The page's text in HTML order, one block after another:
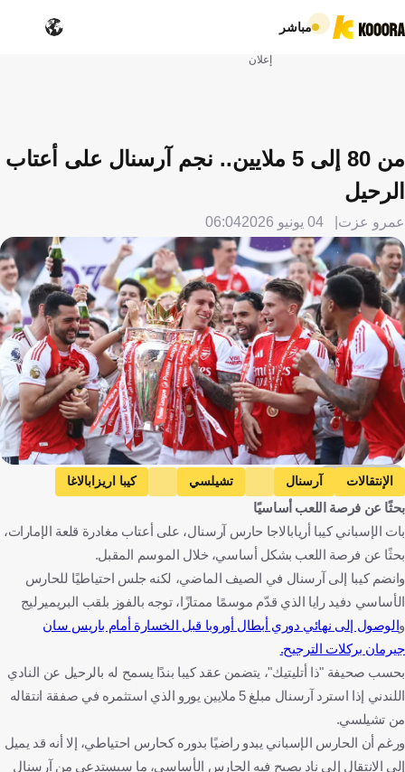
مباشر
إعلان
من 80 إلى 5 ملايين.. نجم آرسنال على أعتاب
الرحيل
عمرو عزت 04 يونيو 2026 06:04
Getty Images
الإنتقالات آرسنال تشيلسي
كيبا اريزابالاغا
إنجلترا
إسبانيا كرة قدم
بحثًا عن فرصة اللعب أساسيًا
بات الإسباني كيبا أريابالاجا حارس آرسنال، على أعتاب مغادرة قلعة الإمارات،
بحثًا عن فرصة اللعب بشكل أساسي، خلال الموسم المقبل.
وانضم كيبا إلى آرسنال في الصيف الماضي، لكنه جلس احتياطيًا للحارس
الأساسي دفيد رايا الذي قدّم موسمًا ممتازًا، توجه بالفوز بلقب البريميرليج
والوصول إلى نهائي دوري أبطال أوروبا قبل الخسارة أمام باريس سان
جيرمان بركلات الترجيح.
بحسب صحيفة "ذا أتليتيك"، يتضمن عقد كيبا بندًا يسمح له بالرحيل عن النادي
اللندني إذا استرد آرسنال مبلغ 5 ملايين يورو الذي استثمره في صفقة انتقاله
من تشيلسي.
ورغم أن الحارس الإسباني يبدو راضيًا بدوره كحارس احتياطي، إلا أنه قد يميل
إلى الانتقال إلى نادٍ يصبح فيه الحارس الأساسي، ما سيستدعي من آرسنال